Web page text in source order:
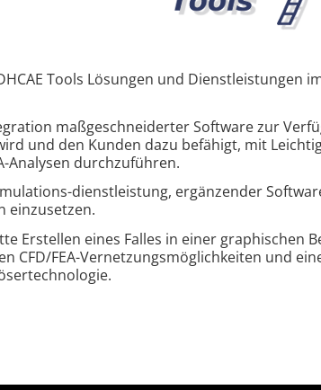
Tools Lösungen und Dienstleistungen
maßgeschneiderter Software zur
und den Kunden dazu befähigt, mit
Analysen durchzuführen.
dienstleistung, ergänzender
einzusetzen.
Erstellen eines Falles in einer graphischen
CFD/FEA-Vernetzungsmöglichkeiten und